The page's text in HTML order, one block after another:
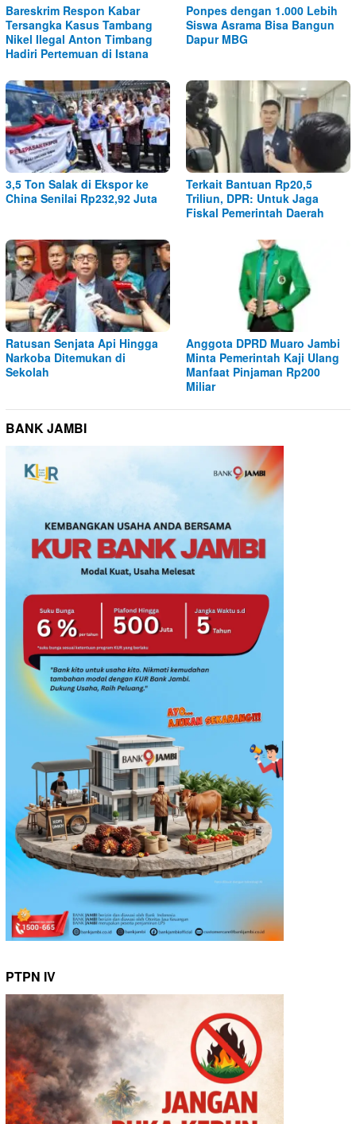
Bareskrim Respon Kabar
Tersangka Kasus Tambang
Nikel Ilegal Anton Timbang
Hadiri Pertemuan di Istana
Ponpes dengan 1.000 Lebih
Siswa Asrama Bisa Bangun
Dapur MBG
3,5 Ton Salak di Ekspor ke
China Senilai Rp232,92 Juta
Terkait Bantuan Rp20,5
Triliun, DPR: Untuk Jaga
Fiskal Pemerintah Daerah
Ratusan Senjata Api Hingga
Narkoba Ditemukan di
Sekolah
Anggota DPRD Muaro Jambi
Minta Pemerintah Kaji Ulang
Manfaat Pinjaman Rp200
Miliar
BANK JAMBI
PTPN IV